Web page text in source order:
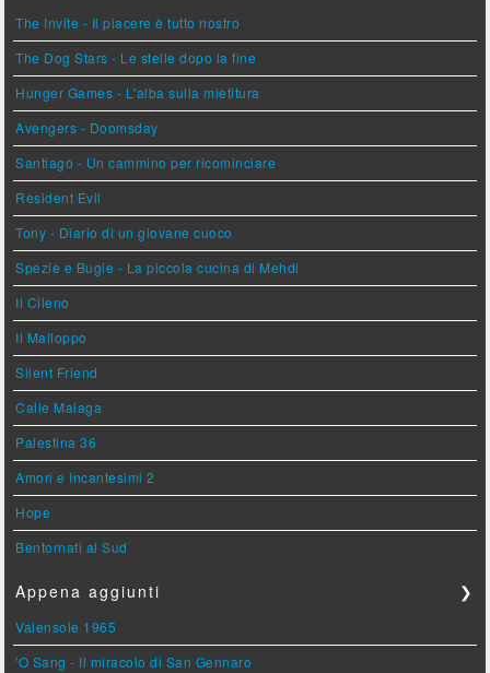
The Invite - Il piacere è tutto nostro
The Dog Stars - Le stelle dopo la fine
Hunger Games - L'alba sulla mietitura
Avengers - Doomsday
Santiago - Un cammino per ricominciare
Resident Evil
Tony - Diario di un giovane cuoco
Spezie e Bugie - La piccola cucina di Mehdi
Il Cileno
Il Malloppo
Silent Friend
Calle Malaga
Palestina 36
Amori e Incantesimi 2
Hope
Bentornati al Sud
Appena aggiunti ❯
Valensole 1965
'O Sang - Il miracolo di San Gennaro